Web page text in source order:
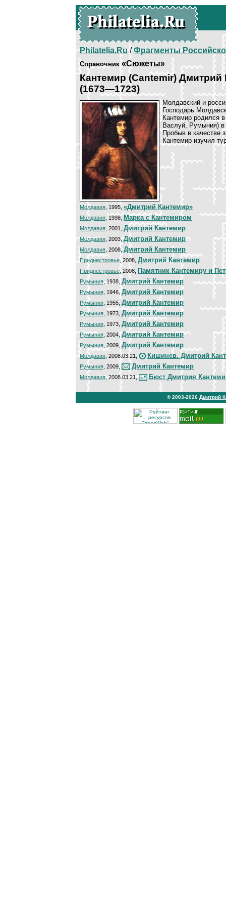
Philatelia.Ru/Фрагменты
Справочник«Сюжеты»
Кантемир (Cantemir) Дмитрий
(1673—1723)
Молдавский и
Господарь
Кантемир родился
Васлуй, Румыния) в
Пробыв в качестве
Кантемир изучил
Молдавия , 1995, «Дмитрий Кантемир»
Молдавия , 1998, Марка с Кантемиром
Молдавия , 2001, Дмитрий Кантемир
Молдавия , 2003,Дмитрий Кантемир
Молдавия , 2008,Дмитрий Кантемир
Приднестровье, 2008, Дмитрий Кантемир
Приднестровье, 2008, Памятник Кантемиру и
Румыния, 1938,Дмитрий Кантемир
Румыния , 1946,Дмитрий Кантемир
Румыния , 1955, Дмитрий Кантемир
Румыния , 1973, Дмитрий Кантемир
Румыния , 1973, Дмитрий Кантемир
Румыния , 2004,Дмитрий Кантемир
Румыния , 2009,Дмитрий Кантемир
Молдавия , 2008.03.21, Кишинев. Дмитрий
Румыния , 2009, Дмитрий Кантемир
Молдавия, 2008.03.21, Бюст Дмитрия
© 2003-2026 Дмитрий